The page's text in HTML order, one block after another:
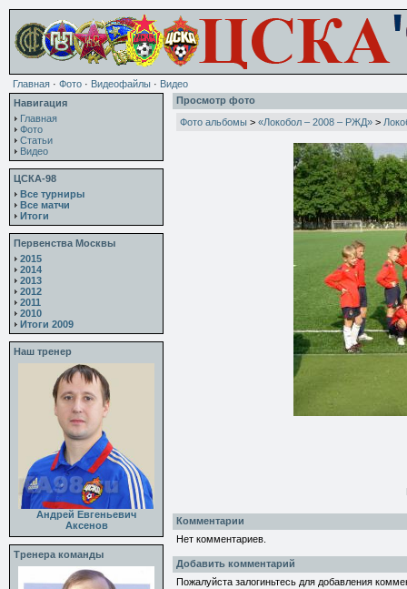
Главная · Фото · Видеофайлы · Видео
Навигация
Главная
Фото
Статьи
Видео
ЦСКА-98
Все турниры
Все матчи
Итоги
Первенства Москвы
2015
2014
2013
2012
2011
2010
Итоги 2009
Наш тренер
Андрей Евгеньевич
Аксенов
Тренера команды
Просмотр фото
Фото альбомы > «Локобол – 2008 – РЖД» >
Комментарии
Нет комментариев.
Добавить комментарий
Пожалуйста залогиньтесь для добавления